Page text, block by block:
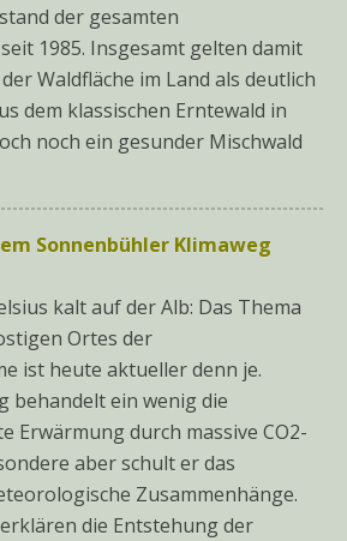
der gesamten
1985. Insgesamt gelten damit
Waldfläche im Land als deutlich
dem klassischen Erntewald in
noch ein gesunder Mischwald
Sonnenbühler Klimaweg
kalt auf der Alb: Das Thema
Ortes der
ist heute aktueller denn je.
behandelt ein wenig die
Erwärmung durch massive CO2-
aber schult er das
Zusammenhänge.
die Entstehung der